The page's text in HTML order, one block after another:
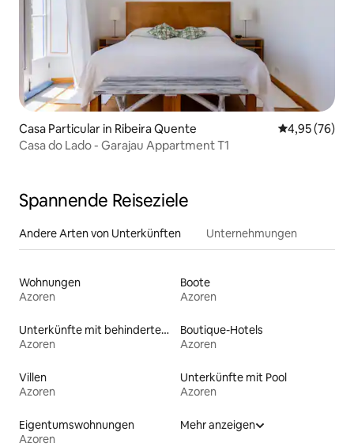
Casa Particular in Ribeira Quente
4,95 (76)
Casa do Lado - Garajau Appartment T1
Spannende Reiseziele
Andere Arten von Unterkünften Unternehmungen
Wohnungen
Azoren
Boote
Azoren
Unterkünfte mit behindertengerechtem WC
Azoren
Boutique-Hotels
Azoren
Villen
Azoren
Unterkünfte mit Pool
Azoren
Eigentumswohnungen
Azoren
Mehr anzeigen